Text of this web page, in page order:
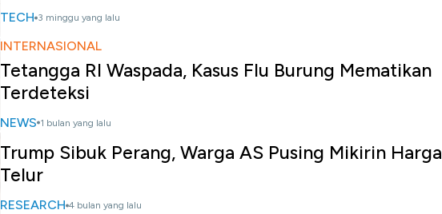
TECH 3 minggu yang lalu
INTERNASIONAL
Tetangga RI Waspada, Kasus Flu Burung Mematikan
Terdeteksi
NEWS 1 bulan yang lalu
Trump Sibuk Perang, Warga AS Pusing Mikirin Harga
Telur
RESEARCH 4 bulan yang lalu